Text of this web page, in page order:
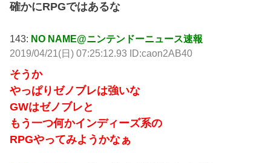
確かにRPGではあるな
143: NO NAME@ニンテンドーニュース速報
2019/04/21(日) 07:25:12.93 ID:caon2AB40
そうか
やっぱりゼノブレは強いな
GWはゼノブレと
もう一つ何かインディーズ系の
RPGやってみようかなぁ